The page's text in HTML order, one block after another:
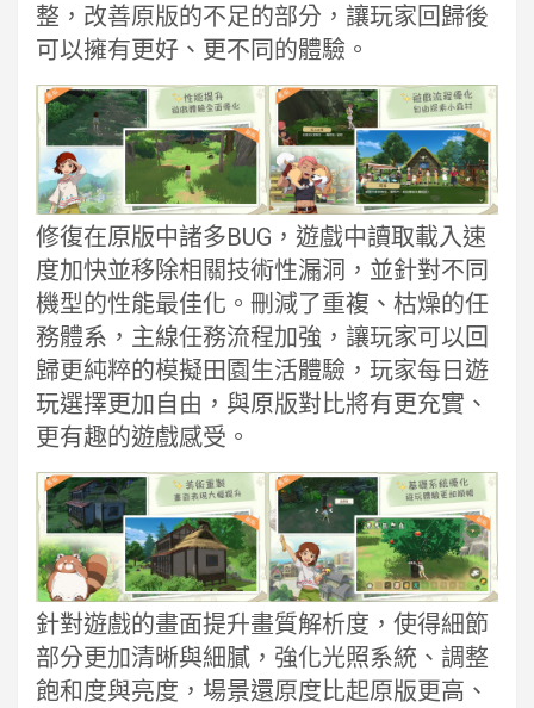
整，改善原版的不足的部分，讓玩家回歸後
可以擁有更好、更不同的體驗。
修復在原版中諸多BUG，遊戲中讀取載入速
度加快並移除相關技術性漏洞，並針對不同
機型的性能最佳化。刪減了重複、枯燥的任
務體系，主線任務流程加強，讓玩家可以回
歸更純粹的模擬田園生活體驗，玩家每日遊
玩選擇更加自由，與原版對比將有更充實、
更有趣的遊戲感受。
針對遊戲的畫面提升畫質解析度，使得細節
部分更加清晰與細膩，強化光照系統、調整
飽和度與亮度，場景還原度比起原版更高、